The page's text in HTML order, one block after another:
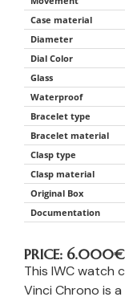
Case material
Diameter
Dial Color
Glass
Waterproof
Bracelet type
Bracelet material
Clasp type
Clasp material
Original Box
Documentation
PRICE: 6.000€
This IWC watch
Vinci Chrono is